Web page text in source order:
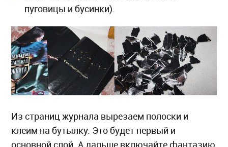
пуговицы и бусинки).
Из страниц журнала вырезаем полоски и
клеим на бутылку. Это будет первый и